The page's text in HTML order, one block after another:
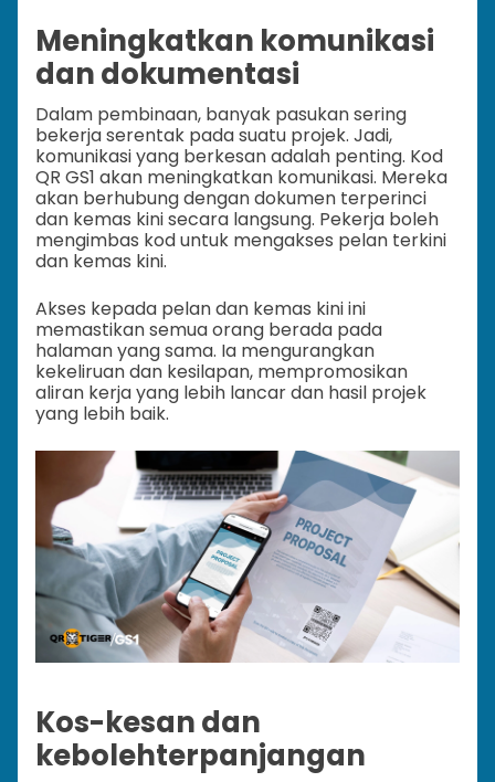
Meningkatkan komunikasi
dan dokumentasi
Dalam pembinaan, banyak pasukan sering
bekerja serentak pada suatu projek. Jadi,
komunikasi yang berkesan adalah penting. Kod
QR GS1 akan meningkatkan komunikasi. Mereka
akan berhubung dengan dokumen terperinci
dan kemas kini secara langsung. Pekerja boleh
mengimbas kod untuk mengakses pelan terkini
dan kemas kini.
Akses kepada pelan dan kemas kini ini
memastikan semua orang berada pada
halaman yang sama. Ia mengurangkan
kekeliruan dan kesilapan, mempromosikan
aliran kerja yang lebih lancar dan hasil projek
yang lebih baik.
Kos-kesan dan
kebolehterpanjangan